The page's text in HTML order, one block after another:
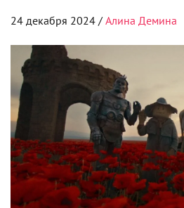
24 декабря 2024 / Алина Демина